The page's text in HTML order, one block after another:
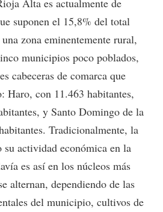
Alta es actualmente de
suponen el 15,8% del total
zona eminentemente rural,
municipios poco poblados,
cabeceras de comarca que
Haro, con 11.463 habitantes,
y Santo Domingo de la
Tradicionalmente, la
su actividad económica en la
es así en los núcleos más
alternan, dependiendo de las
del municipio, cultivos de